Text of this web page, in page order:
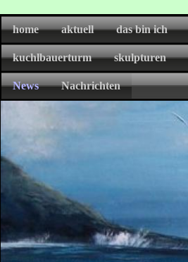
home aktuell das bin ich
kuchlbauerturm skulpturen
News Nachrichten